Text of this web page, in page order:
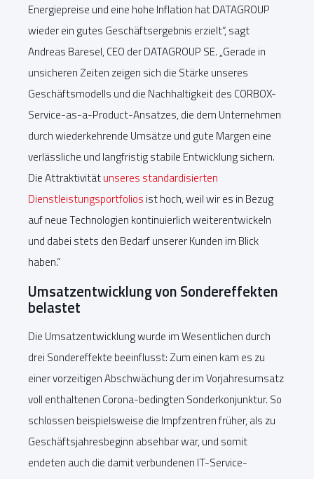
Energiepreise und eine hohe Inflation hat DATAGROUP
wieder ein gutes Geschäftsergebnis erzielt“, sagt
Andreas Baresel, CEO der DATAGROUP SE. „Gerade in
unsicheren Zeiten zeigen sich die Stärke unseres
Geschäftsmodells und die Nachhaltigkeit des CORBOX-
Service-as-a-Product-Ansatzes, die dem Unternehmen
durch wiederkehrende Umsätze und gute Margen eine
verlässliche und langfristig stabile Entwicklung sichern.
Die Attraktivitätunseres standardisierten
Dienstleistungsportfolios ist hoch, weil wir es in Bezug
auf neue Technologien kontinuierlich weiterentwickeln
und dabei stets den Bedarf unserer Kunden im Blick
haben.“
Umsatzentwicklung von Sondereffekten
belastet
Die Umsatzentwicklung wurde im Wesentlichen durch
drei Sondereffekte beeinflusst: Zum einen kam es zu
einer vorzeitigen Abschwächung der im Vorjahresumsatz
voll enthaltenen Corona-bedingten Sonderkonjunktur. So
schlossen beispielsweise die Impfzentren früher, als zu
Geschäftsjahresbeginn absehbar war, und somit
endeten auch die damit verbundenen IT-Service-